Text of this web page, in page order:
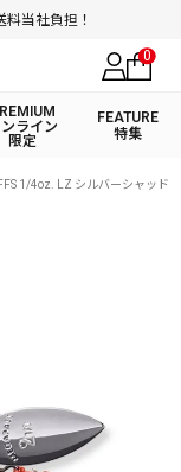
当社負担！
0
ライン
限定
FEATURE
特集
1/4oz. LZ シルバーシャッド